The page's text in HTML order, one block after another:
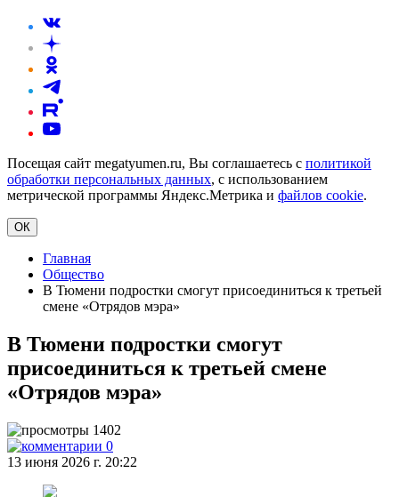
Посещая сайт megatyumen.ru, Вы соглашаетесь с политикой
обработки персональных данных, с использованием
метрической программы Яндекс.Метрика и файлов cookie.
ОК
Главная
Общество
В Тюмени подростки смогут присоединиться к третьей
смене «Отрядов мэра»
В Тюмени подростки смогут
присоединиться к третьей смене
«Отрядов мэра»
1402
0
13 июня 2026 г. 20:22